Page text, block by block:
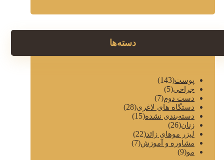
دسته‌ها
پوست(143)
جراحی(5)
دست دوم(7)
دستگاه های لاغری(28)
دسته‌بندی نشده(15)
زنان(26)
لیزر موهای زائد(22)
مشاوره و آموزش(7)
مو(9)